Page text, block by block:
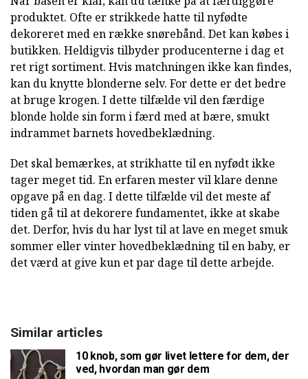
produktet. Ofte er strikkede hatte til nyfødte
dekoreret med en række snørebånd. Det kan købes i
butikken. Heldigvis tilbyder producenterne i dag et
ret rigt sortiment. Hvis matchningen ikke kan findes,
kan du knytte blonderne selv. For dette er det bedre
at bruge krogen. I dette tilfælde vil den færdige
blonde holde sin form i færd med at bære, smukt
indrammet barnets hovedbeklædning.
Det skal bemærkes, at strikhatte til en nyfødt ikke
tager meget tid. En erfaren mester vil klare denne
opgave på en dag. I dette tilfælde vil det meste af
tiden gå til at dekorere fundamentet, ikke at skabe
det. Derfor, hvis du har lyst til at lave en meget smuk
sommer eller vinter hovedbeklædning til en baby, er
det værd at give kun et par dage til dette arbejde.
Similar articles
10 knob, som gør livet lettere for dem, der
ved, hvordan man gør dem